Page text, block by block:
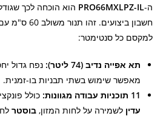
ה-PRO66MXLPZ-IL הוא הוכחה לכך
חשבון ביצועים.
למקסם כל סנטימטר:
תא אפייה נדיב (74 ליטר):
מאפשר שימוש בשתי תבניות בו-זמנית.
11 תוכניות עבודה מגוונות:
כולל
עדין לשמירה על לחות המזון,בוסטר